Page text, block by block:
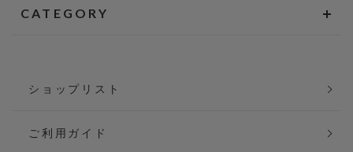
CATEGORY
ショップリスト
ご利用ガイド